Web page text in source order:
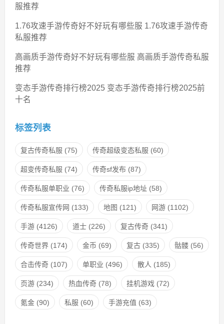
服推荐
1.76攻速手游传奇好不好玩有哪些服 1.76攻速手游传奇
私服推荐
高画质手游传奇好不好玩有哪些服 高画质手游传奇私服
推荐
变态手游传奇排行榜2025 变态手游传奇排行榜2025前
十名
标签列表
复古传奇私服 (75) 传奇超级变态私服 (60)
超变传奇私服 (74) 传奇sf发布(87)
传奇私服单职业 (76) 传奇私服ip地址(58)
传奇私服宣传网 (133) 地图 (121) 网游(1102)
手游(4126) 道士(226) 复古传奇(341)
传奇世界(174) 金币 (69) 复古(335) 骷髅(56)
合击传奇(107) 单职业 (496) 散人 (185)
页游(234) 热血传奇(78) 挂机游戏 (72)
氪金(90) 私服 (60) 手游充值 (63)